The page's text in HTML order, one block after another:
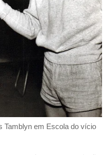
Tamblyn em Escola do vício